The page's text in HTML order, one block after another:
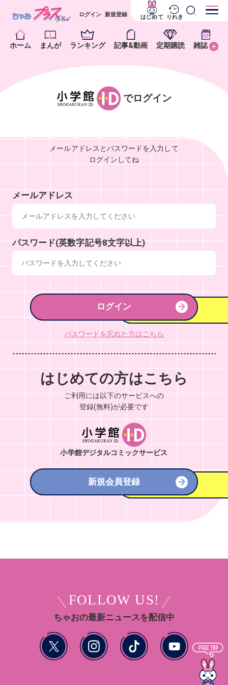
ホーム まんが ランキング 記事&動画 定期購読 雑誌
ログイン 新規登録 はじめて りれき
でログイン
メールアドレスとパスワードを入力して
ログインしてね
メールアドレス
パスワード(英数字記号8文字以上)
ログイン
パスワードを忘れた方はこちら
はじめての方はこちら
ご利用には以下のサービスへの
登録(無料)が必要です
小学館デジタルコミックサービス
新規会員登録
FOLLOW US!
ちゃおの最新ニュースを配信中